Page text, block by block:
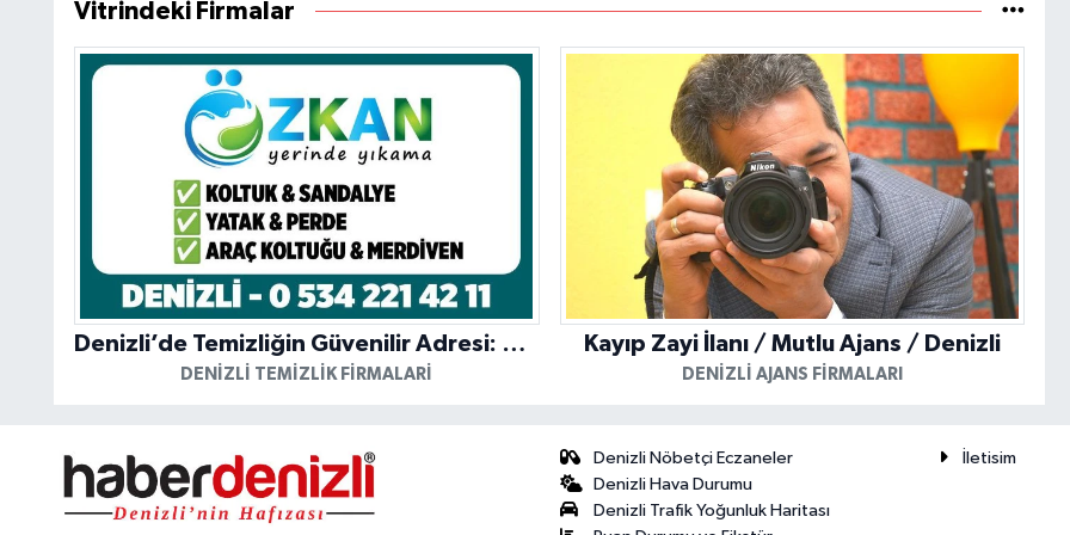
Vitrindeki Firmalar
Denizli’de Temizliğin Güvenilir Adresi: Özkan Yerinde Yıkama
DENIZLI TEMIZLIK FIRMALARI
Kayıp Zayi İlanı / Mutlu Ajans / Denizli
DENIZLI AJANS FIRMALARI
Denizli Nöbetçi Eczaneler
Denizli Hava Durumu
Denizli Trafik Yoğunluk Haritası
İletisim